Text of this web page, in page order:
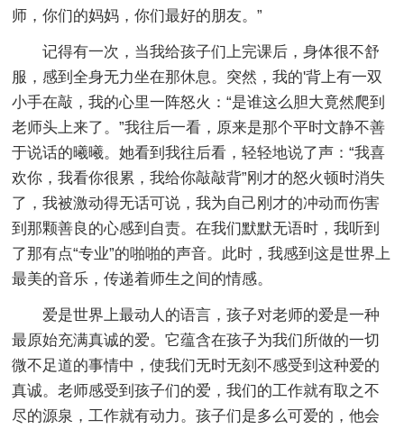
师，你们的妈妈，你们最好的朋友。”
记得有一次，当我给孩子们上完课后，身体很不舒
服，感到全身无力坐在那休息。突然，我的'背上有一双
小手在敲，我的心里一阵怒火：“是谁这么胆大竟然爬到
老师头上来了。”我往后一看，原来是那个平时文静不善
于说话的曦曦。她看到我往后看，轻轻地说了声：“我喜
欢你，我看你很累，我给你敲敲背”刚才的怒火顿时消失
了，我被激动得无话可说，我为自己刚才的冲动而伤害
到那颗善良的心感到自责。在我们默默无语时，我听到
了那有点“专业”的啪啪的声音。此时，我感到这是世界上
最美的音乐，传递着师生之间的情感。
爱是世界上最动人的语言，孩子对老师的爱是一种
最原始充满真诚的爱。它蕴含在孩子为我们所做的一切
微不足道的事情中，使我们无时无刻不感受到这种爱的
真诚。老师感受到孩子们的爱，我们的工作就有取之不
尽的源泉，工作就有动力。孩子们是多么可爱的，他会